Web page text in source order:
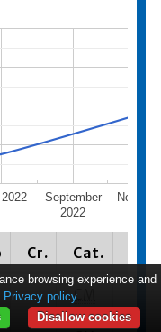
September
2022
Cr. Cat.
CM
browsing experience and
Privacy policy
Disallow cookies